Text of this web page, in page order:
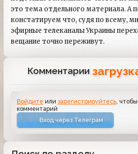
это тема отдельного материала. А
констатируем что, судя по всему,
эфирные телеканалы Украины
вещание точно переживут.
Комментарии
Войдите илизарегистрируйтесь ,
комментарий
Вход через Телеграм